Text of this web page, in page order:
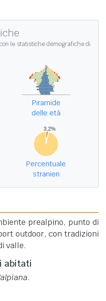
le statistiche demografiche di
Piramide
delle età
Percentuale
stranieri
prealpino, punto di
outdoor, con tradizioni
valle.
abitati
.